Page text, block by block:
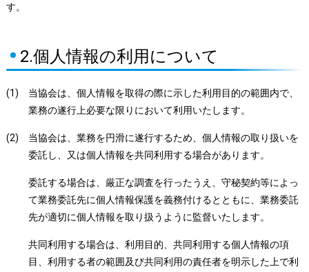
す。
2.個人情報の利用について
(1) 当協会は、個人情報を取得の際に示した利用目的の範囲内で、
業務の遂行上必要な限りにおいて利用いたします。
(2) 当協会は、業務を円滑に遂行するため、個人情報の取り扱いを
委託し、又は個人情報を共同利用する場合があります。
委託する場合は、厳正な調査を行ったうえ、守秘契約等によっ
て業務委託先に個人情報保護を義務付けるとともに、業務委託
先が適切に個人情報を取り扱うように監督いたします。
共同利用する場合は、利用目的、共同利用する個人情報の項
目、利用する者の範囲及び共同利用の責任者を明示した上で利